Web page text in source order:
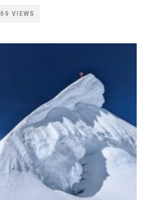
69 VIEWS